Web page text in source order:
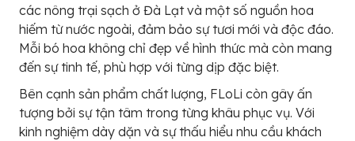
các nông trại sạch ở Đà Lạt và một số nguồn hoa
hiếm từ nước ngoài, đảm bảo sự tươi mới và độc đáo.
Mỗi bó hoa không chỉ đẹp về hình thức mà còn mang
đến sự tinh tế, phù hợp với từng dịp đặc biệt.
Bên cạnh sản phẩm chất lượng, FLoLi còn gây ấn
tượng bởi sự tận tâm trong từng khâu phục vụ. Với
kinh nghiệm dày dặn và sự thấu hiểu nhu cầu khách